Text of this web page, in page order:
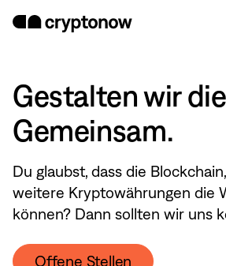
Gestalten wir
Gemeinsam.
Du glaubst, dass die
weitere Kryptowährungen die
können? Dann sollten wir uns
Offene Stellen